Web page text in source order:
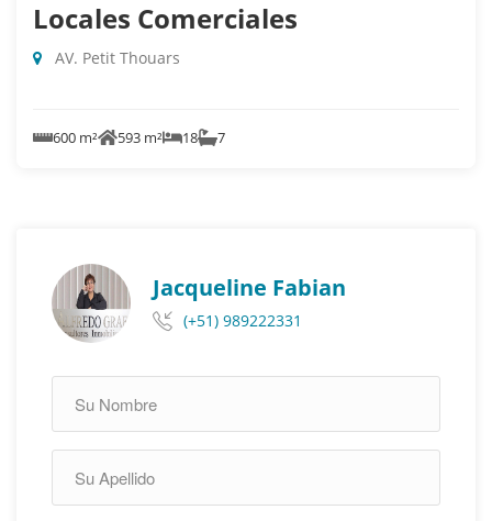
Locales Comerciales
AV. Petit Thouars
600 m² 593 m² 18 7
Jacqueline Fabian
(+51) 989222331